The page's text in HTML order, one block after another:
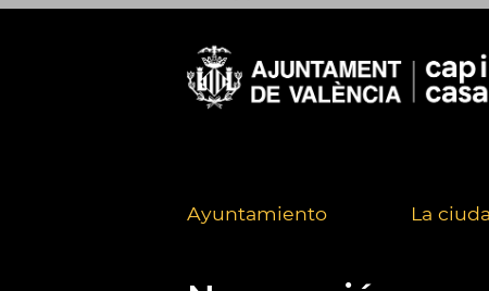
Ayuntamiento La